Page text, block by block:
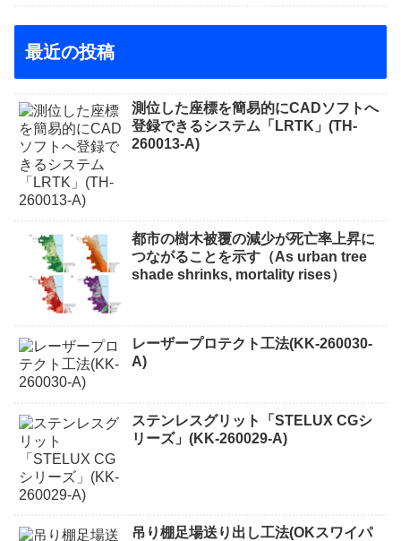
最近の投稿
測位した座標を簡易的にCADソフトへ
登録できるシステム「LRTK」(TH-
260013-A)
都市の樹木被覆の減少が死亡率上昇に
つながることを示す（As urban tree
shade shrinks, mortality rises）
レーザープロテクト⼯法(KK-260030-
A)
ステンレスグリット「STELUX CGシ
リーズ」(KK-260029-A)
吊り棚足場送り出し工法(OKスワイパ